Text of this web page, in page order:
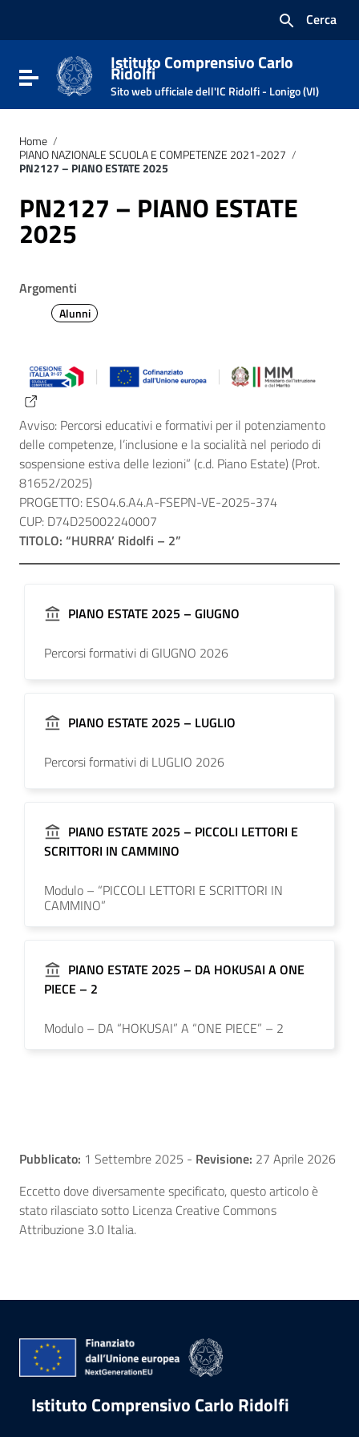
Vai al footer
Cerca
Attiva / disattiva la navigazione
Istituto Comprensivo Carlo
Ridolfi
Sito web ufficiale dell'IC Ridolfi - Lonigo (VI)
Home /
PIANO NAZIONALE SCUOLA E COMPETENZE 2021-2027 /
PN2127 – PIANO ESTATE 2025
PN2127 – PIANO ESTATE
2025
Argomenti
Alunni
Avviso: Percorsi educativi e formativi per il potenziamento
delle competenze, l’inclusione e la socialità nel periodo di
sospensione estiva delle lezioni” (c.d. Piano Estate) (Prot.
81652/2025)
PROGETTO: ESO4.6.A4.A-FSEPN-VE-2025-374
CUP: D74D25002240007
TITOLO: “HURRA’ Ridolfi – 2”
PIANO ESTATE 2025 – GIUGNO
Percorsi formativi di GIUGNO 2026
PIANO ESTATE 2025 – LUGLIO
Percorsi formativi di LUGLIO 2026
PIANO ESTATE 2025 – PICCOLI LETTORI E
SCRITTORI IN CAMMINO
Modulo – “PICCOLI LETTORI E SCRITTORI IN
CAMMINO”
PIANO ESTATE 2025 – DA HOKUSAI A ONE
PIECE – 2
Modulo – DA “HOKUSAI” A “ONE PIECE” – 2
Pubblicato: 1 Settembre 2025 - Revisione: 27 Aprile 2026
Eccetto dove diversamente specificato, questo articolo è
stato rilasciato sotto Licenza Creative Commons
Attribuzione 3.0 Italia.
Istituto Comprensivo Carlo Ridolfi